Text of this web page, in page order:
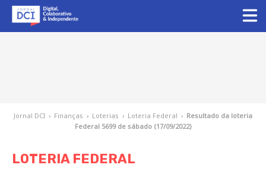
Jornal DCI › Finanças › Loterias › Loteria Federal › Resultado da loteria
Federal 5699 de sábado (17/09/2022)
LOTERIA FEDERAL